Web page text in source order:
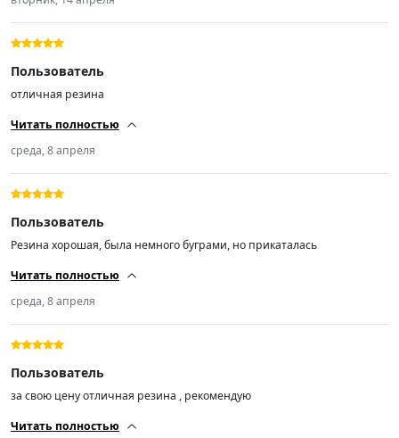
именно та которую покупал. Продавцу спасибо, извиняюсь за 3
звезды.
Пользователь
отличная резина
Читать полностью
среда, 8 апреля
Пользователь
Резина хорошая, была немного буграми, но прикаталась
Читать полностью
среда, 8 апреля
Пользователь
за свою цену отличная резина , рекомендую
Читать полностью